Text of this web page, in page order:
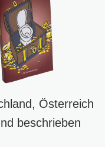
Österreich
beschrieben